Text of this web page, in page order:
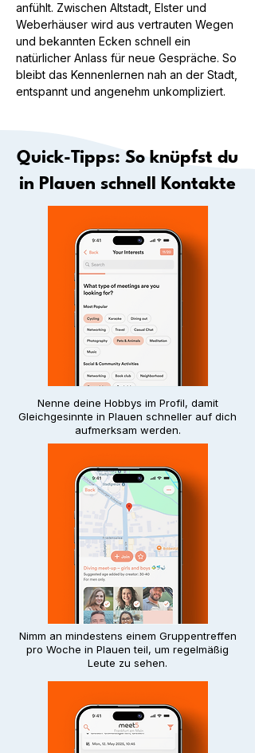
anfühlt. Zwischen Altstadt, Elster und
Weberhäuser wird aus vertrauten Wegen
und bekannten Ecken schnell ein
natürlicher Anlass für neue Gespräche. So
bleibt das Kennenlernen nah an der Stadt,
entspannt und angenehm unkompliziert.
Quick-Tipps: So knüpfst du
in Plauen schnell Kontakte
Nenne deine Hobbys im Profil, damit
Gleichgesinnte in Plauen schneller auf dich
aufmerksam werden.
Nimm an mindestens einem Gruppentreffen
pro Woche in Plauen teil, um regelmäßig
Leute zu sehen.